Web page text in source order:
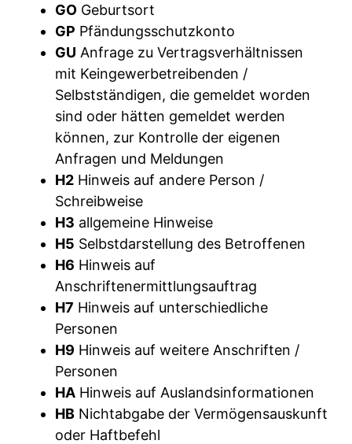
GO Geburtsort
GP Pfändungsschutzkonto
GU Anfrage zu Vertragsverhältnissen
mit Keingewerbetreibenden /
Selbstständigen, die gemeldet worden
sind oder hätten gemeldet werden
können, zur Kontrolle der eigenen
Anfragen und Meldungen
H2 Hinweis auf andere Person /
Schreibweise
H3 allgemeine Hinweise
H5 Selbstdarstellung des Betroffenen
H6 Hinweis auf
Anschriftenermittlungsauftrag
H7 Hinweis auf unterschiedliche
Personen
H9 Hinweis auf weitere Anschriften /
Personen
HA Hinweis auf Auslandsinformationen
HB Nichtabgabe der Vermögensauskunft
oder Haftbefehl